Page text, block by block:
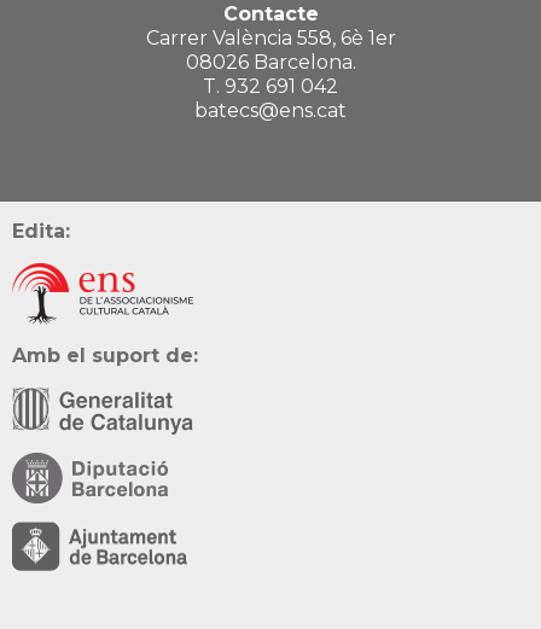
Contacte
Carrer València 558, 6è 1er
08026 Barcelona.
T. 932 691 042
batecs@ens.cat
Edita:
Amb el suport de: